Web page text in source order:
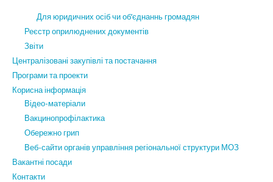
Для юридичних осіб чи об’єднаннь громадян
Реєстр оприлюднених документів
Звіти
Централізовані закупівлі та постачання
Програми та проекти
Корисна інформація
Відео-матеріали
Вакцинопрофілактика
Обережно грип
Веб-сайти органів управління регіональної структури МОЗ
Вакантні посади
Контакти